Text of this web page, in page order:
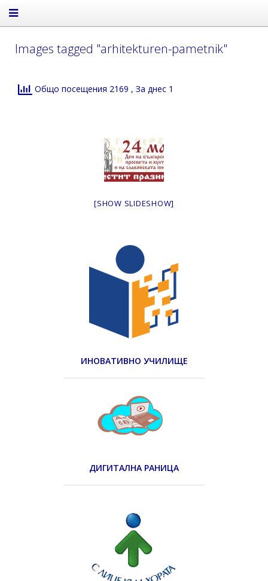
Images tagged "arhitekturen-pametnik"
Общо посещения 2169 , За днес 1
[SHOW SLIDESHOW]
ИНОВАТИВНО УЧИЛИЩЕ
ДИГИТАЛНА РАНИЦА